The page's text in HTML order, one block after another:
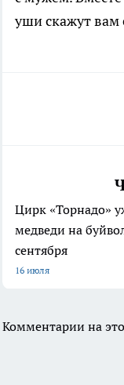
уши скажут вам
Цирк «Торнадо»
медведи на
сентября
16 июля
Комментарии на